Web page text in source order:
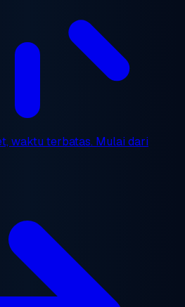
waktu terbatas. Mulai dari